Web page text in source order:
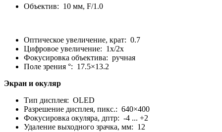
Объектив: 10 мм, F/1.0
Оптическое увеличение, крат: 0.7
Цифровое увеличение: 1х/2х
Фокусировка объектива: ручная
Поле зрения °: 17.5×13.2
Экран и окуляр
Тип дисплея: OLED
Разрешение дисплея, пикс.: 640×400
Фокусировка окуляра, дптр: -4 ... +2
Удаление выходного зрачка, мм: 12